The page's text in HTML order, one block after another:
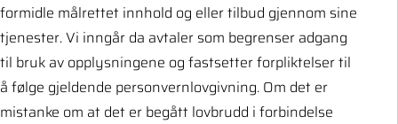
formidle målrettet innhold og eller tilbud gjennom sine
tjenester. Vi inngår da avtaler som begrenser adgang
til bruk av opplysningene og fastsetter forpliktelser til
å følge gjeldende personvernlovgivning. Om det er
mistanke om at det er begått lovbrudd i forbindelse